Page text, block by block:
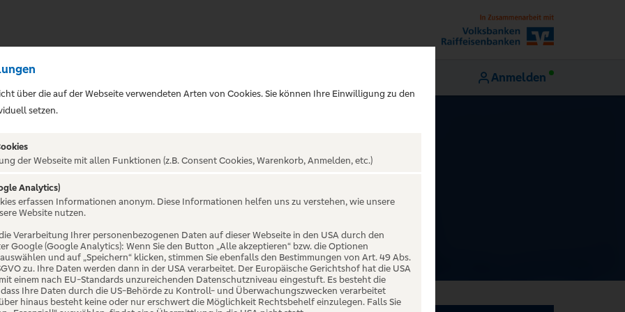
Anmelden
- Eine Reise zum Glück
über die auf der Webseite verwendeten Arten von Cookies. Sie können Ihre Einwilligung zu den
setzen.
der Webseite mit allen Funktionen (z.B. Consent Cookies, Warenkorb, Anmelden, etc.)
Analytics)
erfassen Informationen anonym. Diese Informationen helfen uns zu verstehen, wie unsere
Website nutzen.
Verarbeitung Ihrer personenbezogenen Daten auf dieser Webseite in den USA durch den
Google (Google Analytics): Wenn Sie den Button „Alle akzeptieren“ bzw. die Optionen
und auf „Speichern“ klicken, stimmen Sie ebenfalls den Bestimmungen von Art. 49 Abs.
zu. Ihre Daten werden dann in der USA verarbeitet. Der Europäische Gerichtshof hat die USA
einem nach EU-Standards unzureichenden Datenschutzniveau eingestuft. Es besteht die
Ihre Daten durch die US-Behörde zu Kontroll- und Überwachungszwecken verarbeitet
hinaus besteht keine oder nur erschwert die Möglichkeit Rechtsbehelf einzulegen. Falls Sie